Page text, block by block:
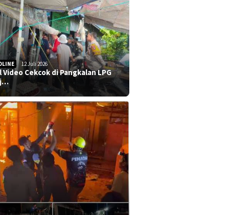
12 Juli 2026
Video Cekcok di Pangkalan LPG